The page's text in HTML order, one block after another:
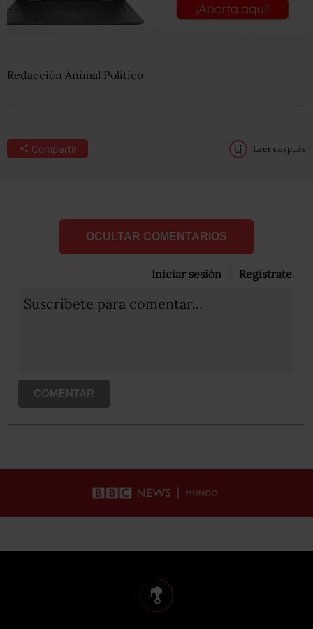
Redacción Animal Político
Compartir Leer después
OCULTAR COMENTARIOS
Iniciar sesión Registrate
Suscribete para comentar...
COMENTAR